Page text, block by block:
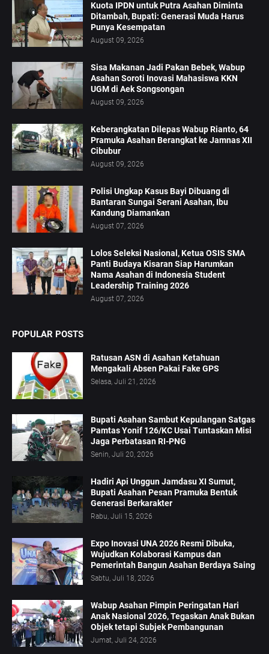
Kuota IPDN untuk Putra Asahan Diminta
Ditambah, Bupati: Generasi Muda Harus
Punya Kesempatan
August 09, 2026
Sisa Makanan Jadi Pakan Bebek, Wabup
Asahan Soroti Inovasi Mahasiswa KKN
UGM di Aek Songsongan
August 09, 2026
Keberangkatan Dilepas Wabup Rianto, 64
Pramuka Asahan Berangkat ke Jamnas XII
Cibubur
August 09, 2026
Polisi Ungkap Kasus Bayi Dibuang di
Bantaran Sungai Serani Asahan, Ibu
Kandung Diamankan
August 07, 2026
Lolos Seleksi Nasional, Ketua OSIS SMA
Panti Budaya Kisaran Siap Harumkan
Nama Asahan di Indonesia Student
Leadership Training 2026
August 07, 2026
POPULAR POSTS
Ratusan ASN di Asahan Ketahuan
Mengakali Absen Pakai Fake GPS
Selasa, Juli 21, 2026
Bupati Asahan Sambut Kepulangan Satgas
Pamtas Yonif 126/KC Usai Tuntaskan Misi
Jaga Perbatasan RI-PNG
Senin, Juli 20, 2026
Hadiri Api Unggun Jamdasu XI Sumut,
Bupati Asahan Pesan Pramuka Bentuk
Generasi Berkarakter
Rabu, Juli 15, 2026
Expo Inovasi UNA 2026 Resmi Dibuka,
Wujudkan Kolaborasi Kampus dan
Pemerintah Bangun Asahan Berdaya Saing
Sabtu, Juli 18, 2026
Wabup Asahan Pimpin Peringatan Hari
Anak Nasional 2026, Tegaskan Anak Bukan
Objek tetapi Subjek Pembangunan
Jumat, Juli 24, 2026